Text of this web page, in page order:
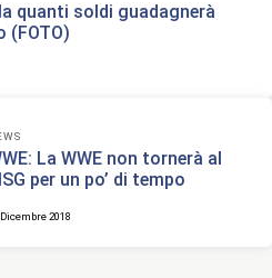
quanti soldi guadagnerà
(FOTO)
La WWE non tornerà al
per un po’ di tempo
2018